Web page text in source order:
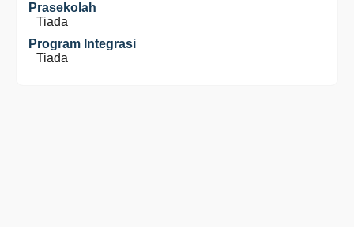
Prasekolah
Tiada
Program Integrasi
Tiada